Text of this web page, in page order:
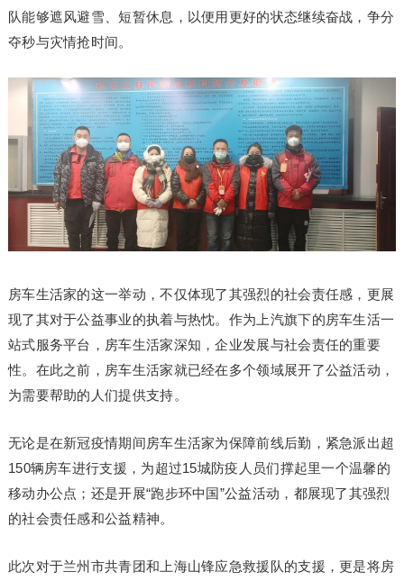
队能够遮风避雪、短暂休息，以便用更好的状态继续奋战，争分
夺秒与灾情抢时间。
房车生活家的这一举动，不仅体现了其强烈的社会责任感，更展
现了其对于公益事业的执着与热忱。作为上汽旗下的房车生活一
站式服务平台，房车生活家深知，企业发展与社会责任的重要
性。在此之前，房车生活家就已经在多个领域展开了公益活动，
为需要帮助的人们提供支持。
无论是在新冠疫情期间房车生活家为保障前线后勤，紧急派出超
150辆房车进行支援，为超过15城防疫人员们撑起里一个温馨的
移动办公点；还是开展“跑步环中国”公益活动，都展现了其强烈
的社会责任感和公益精神。
此次对于兰州市共青团和上海山锋应急救援队的支援，更是将房